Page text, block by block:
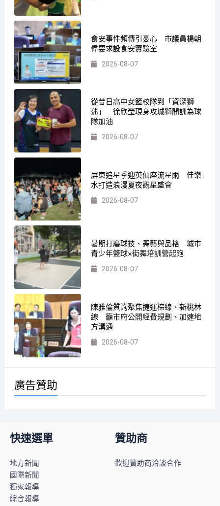
食安事件頻傳引憂心 市議員楊朝
偉要求設食安實驗室
2026-08-07
從昔日高中女籃校隊到「資深獅
迷」 徐欣瑩現身攻城獅開訓為球
隊加油
2026-08-07
屏東追星季迎英仙座流星雨 佳樂
水打造浪漫夏夜觀星盛會
2026-08-07
暑期打磨球技、舞藝與品格 城市
青少年籃球×街舞培訓營起跑
2026-08-07
陳雅倫質詢聚焦捷運棕線、新桃林
線 籲市府公開經費規劃、加速地
方溝通
2026-08-07
廣告贊助
快速選單
地方新聞
國際新聞
獨家報導
綜合報導
贊助商
歡迎贊助商洽談合作